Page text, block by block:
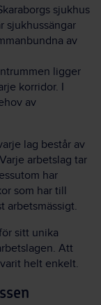
sjukhus
sjukhussängar
av
ligger
korridor. I
av
lag består av
arbetslag tar
har
som har till
arbetsmässigt.
sitt unika
Att
helt enkelt.